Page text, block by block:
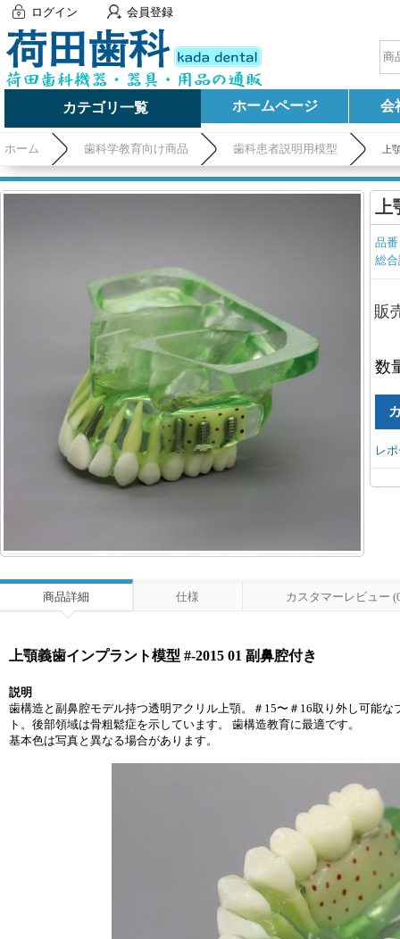
ログイン 会員登録
カテゴリ一覧 ホームページ 会
ホーム 歯科学教育向け商品 歯科患者説明用模型 上
上
品
総
販
数
レ
商品詳細 仕様 カスタマーレビュー
上顎義歯インプラント模型 #-2015 01 副鼻腔付き
説明
歯構造と副鼻腔モデル持つ透明アクリル上顎。＃15〜＃16取り外し可能
ト。後部領域は骨粗鬆症を示しています。 歯構造教育に最適です。
基本色は写真と異なる場合があります。